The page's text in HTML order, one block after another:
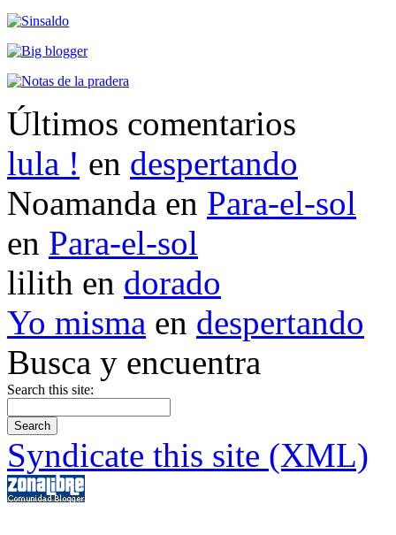
Últimos comentarios
lula ! en despertando
Noamanda en Para-el-sol
en Para-el-sol
lilith en dorado
Yo misma en despertando
Busca y encuentra
Search this site:
Syndicate this site (XML)